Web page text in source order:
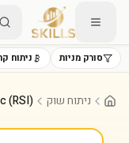
סורק מניות ניתוח
ניתוח שוק (RSI)